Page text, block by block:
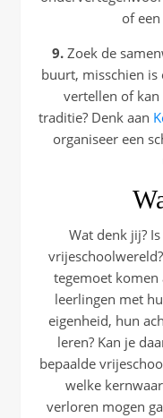
of
9.Zoek de
buurt, misschien is
vertellen of kan
traditie? Denk aan
organiseer een
Wat denk jij?
tegemoet komen
leerlingen met
eigenheid, hun
leren? Kan je
bepaalde
welke
verloren mogen